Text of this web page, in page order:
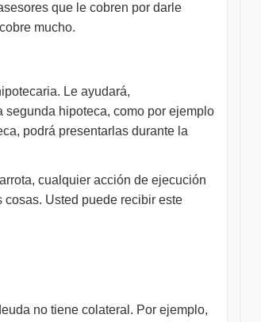
que le cobren por darle
mucho.
Le ayudará,
hipoteca, como por ejemplo
podrá presentarlas durante la
cualquier acción de ejecución
Usted puede recibir este
no tiene colateral. Por ejemplo,